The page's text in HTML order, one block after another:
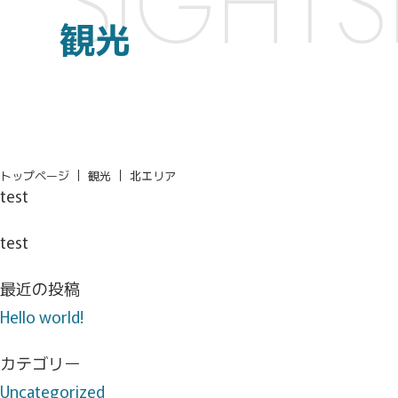
観光
トップページ 観光 北エリア
test
test
最近の投稿
Hello world!
カテゴリー
Uncategorized